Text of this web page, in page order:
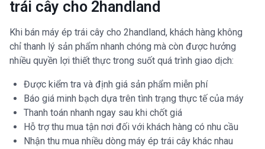
trái cây cho 2handland
Khi bán máy ép trái cây cho 2handland, khách hàng không
chỉ thanh lý sản phẩm nhanh chóng mà còn được hưởng
nhiều quyền lợi thiết thực trong suốt quá trình giao dịch:
Được kiểm tra và định giá sản phẩm miễn phí
Báo giá minh bạch dựa trên tình trạng thực tế của máy
Thanh toán nhanh ngay sau khi chốt giá
Hỗ trợ thu mua tận nơi đối với khách hàng có nhu cầu
Nhận thu mua nhiều dòng máy ép trái cây khác nhau